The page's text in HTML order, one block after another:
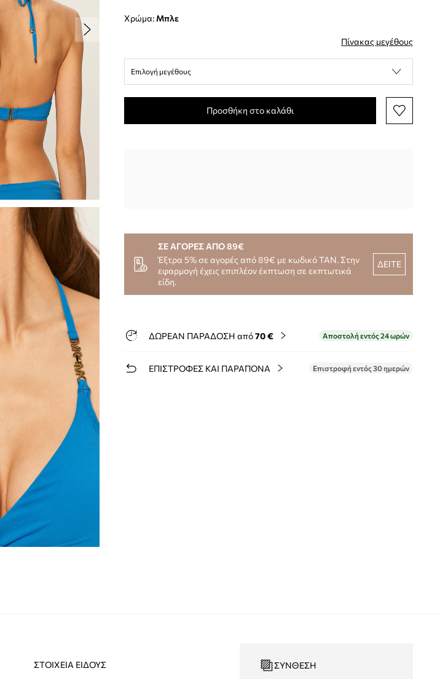
Χρώμα: μπλε
Πίνακας μεγέθους
Επιλογή μεγέθους
Προσθήκη στο καλάθι
ΣΕ ΑΓΟΡΕΣ ΑΠΟ 89€
Έξτρα 5% σε αγορές από 89€ με κωδικό TAN. Στην
εφαρμογή έχεις επιπλέον έκπτωση σε εκπτωτικά
είδη.
ΔΕΙΤΕ
ΔΩΡΕΑΝ ΠΑΡΑΔΟΣΗ από70 € Αποστολή εντός 24 ωρών
ΕΠΙΣΤΡΟΦΕΣ ΚΑΙ ΠΑΡΑΠΟΝΑ Επιστροφή εντός 30 ημερών
ΣΤΟΙΧΕΊΑ ΕΊΔΟΥΣ ΣΎΝΘΕΣΗ